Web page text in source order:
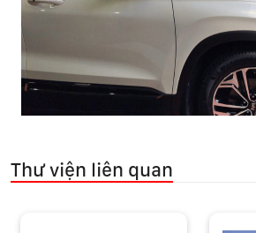
Thư viện liên quan